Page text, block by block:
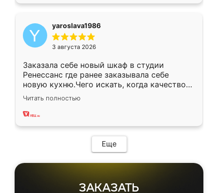
yaroslava1986
3 августа 2026
Заказала себе новый шкаф в студии
Ренессанс где ранее заказывала себе
новую кухню.Чего искать, когда качеством
вполне довольна. Служит кухня уже почти
два года, нареканий нет.
Читать полностью
Еще
ЗАКАЗАТЬ